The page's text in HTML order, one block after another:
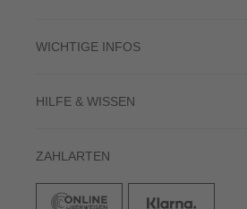
WICHTIGE INFOS
HILFE & WISSEN
ZAHLARTEN